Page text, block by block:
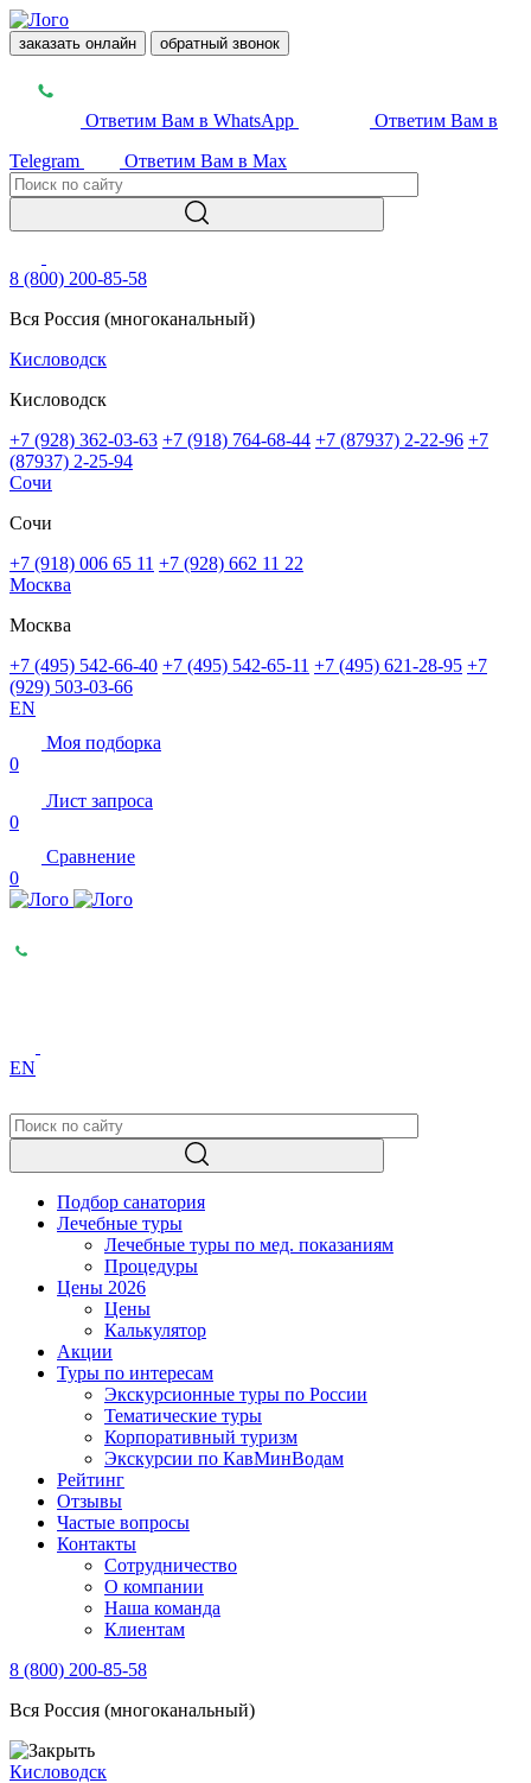
заказать онлайн обратный звонок
Ответим Вам в WhatsApp
Ответим Вам в
Telegram
Ответим Вам в Max
8 (800) 200-85-58
Вся Россия (многоканальный)
Кисловодск
Кисловодск
+7 (928) 362-03-63 +7 (918) 764-68-44 +7 (87937) 2-22-96 +7
(87937) 2-25-94
Сочи
Сочи
+7 (918) 006 65 11 +7 (928) 662 11 22
Москва
Москва
+7 (495) 542-66-40 +7 (495) 542-65-11 +7 (495) 621-28-95 +7
(929) 503-03-66
EN
Моя подборка
0
Лист запроса
0
Сравнение
0
EN
Подбор санатория
Лечебные туры
Лечебные туры по мед. показаниям
Процедуры
Цены 2026
Цены
Калькулятор
Акции
Туры по интересам
Экскурсионные туры по России
Тематические туры
Корпоративный туризм
Экскурсии по КавМинВодам
Рейтинг
Отзывы
Частые вопросы
Контакты
Сотрудничество
О компании
Наша команда
Клиентам
8 (800) 200-85-58
Вся Россия (многоканальный)
Кисловодск